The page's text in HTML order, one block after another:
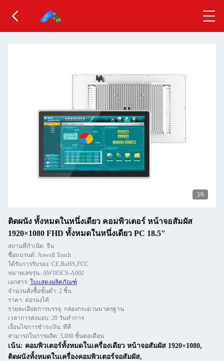
3/6
ติดผนัง ทั้งหมดในหนึ่งเดียว คอมพิวเตอร์ หน้าจอสัมผัส
1920×1080 FHD ทั้งหมดในหนึ่งเดียว PC 18.5"
สถานที่กำเนิด: จีน
ชื่อแบรนด์: Anwell Touch
ได้รับการรับรอง: CE,RoHS,FCC
หมายเลขรุ่น: AW185CS-A002
เอกสาร: ใบแสดงผลิตภัณฑ์
จำนวนสั่งซื้อขั้นต่ำ: 2 ชิ้น
ราคา: ต่อรองได้
รายละเอียดการบรรจุ: กล่องกระดาษมาตรฐาน
เวลาการส่งมอบ: 20 วันทําการ
เงื่อนไขการชำระเงิน: ทีที
สามารถในการผลิต: 5,000 ชิ้นต่อเดือน
เน้น: คอมพิวเตอร์ทั้งหมดในเครื่องเดียว หน้าจอสัมผัส 1920×1080,
ติดผนังทั้งหมดในเครื่องคอมพิวเตอร์จอสัมผัส,